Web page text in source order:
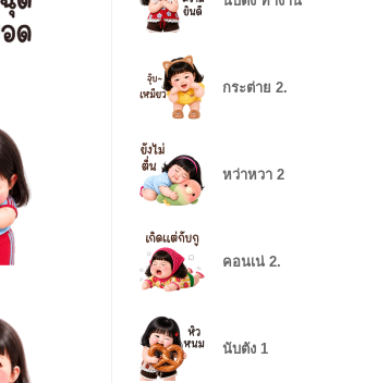
กระต่าย 2.
หว่าหวา 2
คอนเน่ 2.
นับตัง 1